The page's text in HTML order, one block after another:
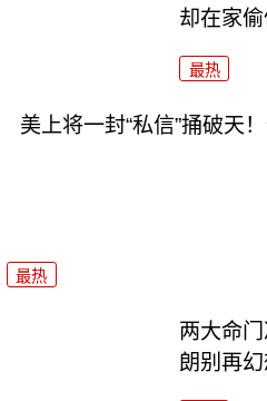
却在家偷
最热
美上将一封“私信”捅破天
最热
两大命
朗别再幻